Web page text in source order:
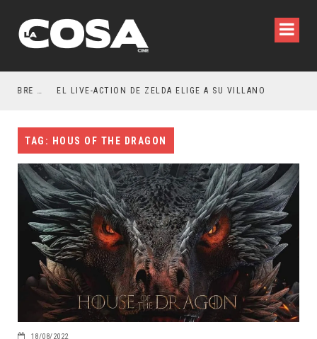
RESEÑA LA INVITACIÓN: OLIVIA WILDE REFLEXIONA SOBRE LA VIDA CONYUGAL EL LIVE-ACTION DE ZELDA ELIGE A SU VILLANO
TAG: HOUS OF THE DRAGON
18/08/2022